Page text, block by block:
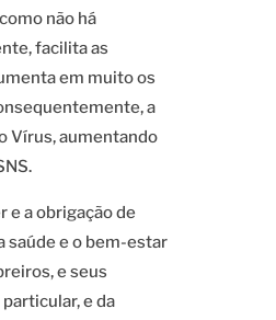
não há
facilita as
em muito os
a
Vírus, aumentando
e a obrigação de
saúde e o bem-estar
e seus
e da